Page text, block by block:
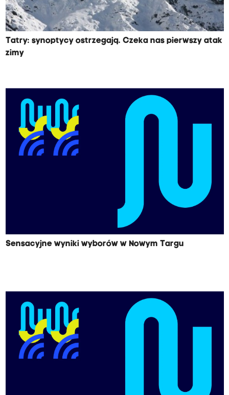
Tatry: synoptycy ostrzegają. Czeka nas pierwszy atak
zimy
Sensacyjne wyniki wyborów w Nowym Targu